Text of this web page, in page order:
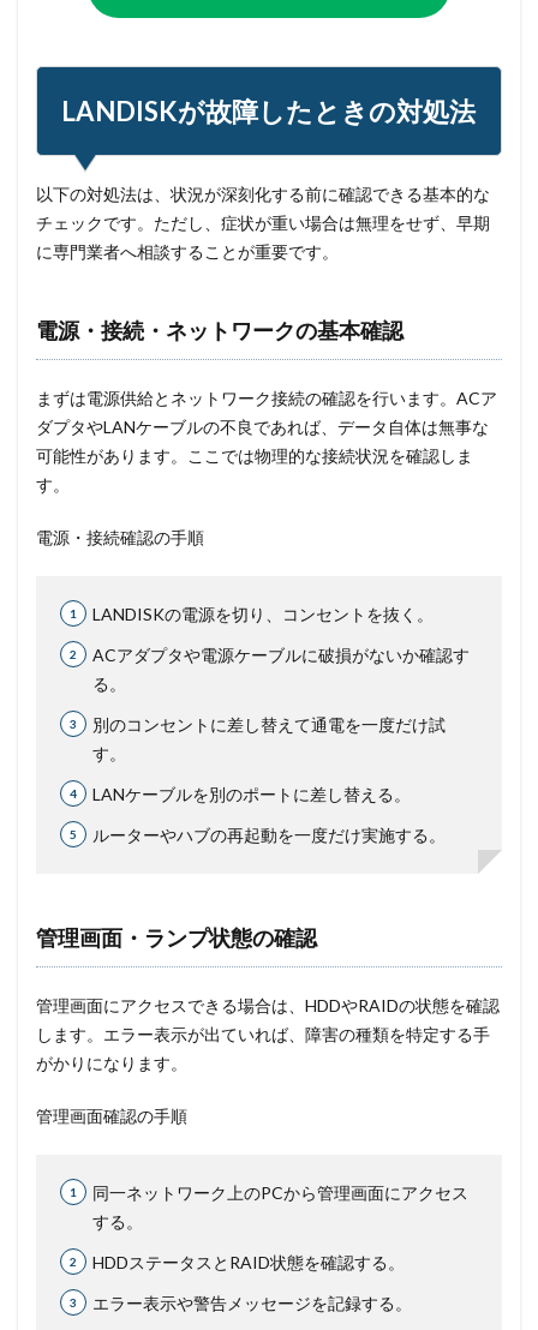
LANDISKが故障したときの対処法
以下の対処法は、状況が深刻化する前に確認できる基本的な
チェックです。ただし、症状が重い場合は無理をせず、早期
に専門業者へ相談することが重要です。
電源・接続・ネットワークの基本確認
まずは電源供給とネットワーク接続の確認を行います。ACア
ダプタやLANケーブルの不良であれば、データ自体は無事な
可能性があります。ここでは物理的な接続状況を確認しま
す。
電源・接続確認の手順
LANDISKの電源を切り、コンセントを抜く。
ACアダプタや電源ケーブルに破損がないか確認す
る。
別のコンセントに差し替えて通電を一度だけ試
す。
LANケーブルを別のポートに差し替える。
ルーターやハブの再起動を一度だけ実施する。
管理画面・ランプ状態の確認
管理画面にアクセスできる場合は、HDDやRAIDの状態を確認
します。エラー表示が出ていれば、障害の種類を特定する手
がかりになります。
管理画面確認の手順
同一ネットワーク上のPCから管理画面にアクセス
する。
HDDステータスとRAID状態を確認する。
エラー表示や警告メッセージを記録する。